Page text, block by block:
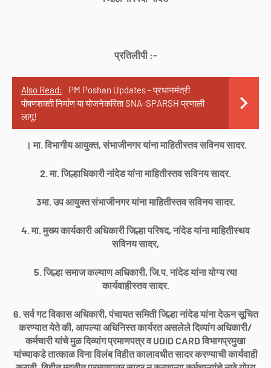
प्रतिलीपी :-
Also Read:
PM Poshan Updates - प्रधानमंत्री
पोषणशक्ती निर्माण या योजनेकरिता SNA-SPARSH प्रणाली
लागू!
। मा. विभागीय आयुक्त, संभाजीनगर यांना माहितीस्तव सविनय सादर.
2. मा. जिल्हाधिकारी नांदेड यांना माहितीस्तव सविनय सादर.
3मा. उप आयुक्त संभाजीनगर यांना माहितीस्तव सविनय सादर.
4. मा. मुख्य कार्यकारी अधिकारी जिल्हा परिषद, नांदेड यांना माहितीस्थव
सविनय सादर,
5. जिल्हा समाज कल्याण अधिकारी, जि.प. नांदेड यांना योग्य त्या
कार्यवाहीस्तव सादर.
6. सर्व गट विकास अधिकारी, पंचायत समिती जिल्हा नांदेड यांना देऊन सूचित
करण्यात येते की, आपल्या अधिनिस्त कार्यरत असलेले दिव्यांग अधिकारी/
कर्मचारी यांचे मुळ दिव्यांग प्रमाणपत्र व UDID CARD विभागप्रमुखा
यांच्याकडे तात्काळ विना विलंब विहीत कालावधीत सादर करण्याची कार्यवाही